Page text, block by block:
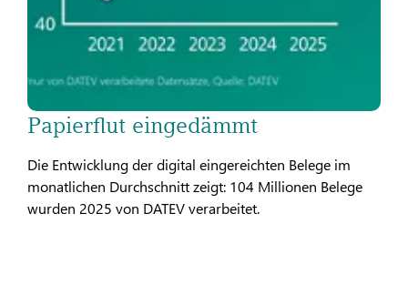
Papierflut eingedämmt
Die Entwicklung der digital eingereichten Belege im
monatlichen Durchschnitt zeigt: 104 Millionen Belege
wurden 2025 von DATEV verarbeitet.